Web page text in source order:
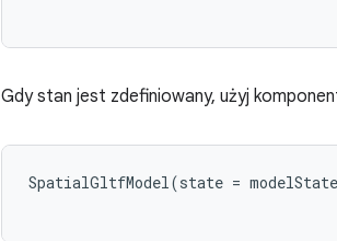
Gdy stan jest zdefiniowany, użyj
SpatialGltfModel(state = modelState